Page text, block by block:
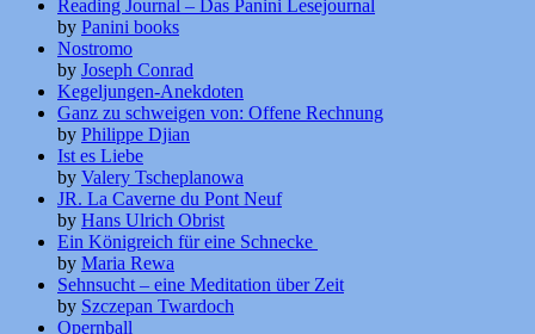
Reading Journal – Das Panini Lesejournal
by Panini books
Nostromo
by Joseph Conrad
Kegeljungen-Anekdoten
Ganz zu schweigen von: Offene Rechnung
by Philippe Djian
Ist es Liebe
by Valery Tscheplanowa
JR. La Caverne du Pont Neuf
by Hans Ulrich Obrist
Ein Königreich für eine Schnecke
by Maria Rewa
Sehnsucht – eine Meditation über Zeit
by Szczepan Twardoch
Opernball